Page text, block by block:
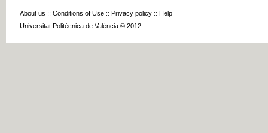
About us :: Conditions of Use :: Privacy policy :: Help
Universitat Politècnica de València © 2012